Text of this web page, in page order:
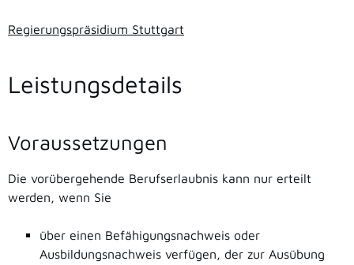
Regierungspräsidium Stuttgart
Leistungsdetails
Voraussetzungen
Die vorübergehende Berufserlaubnis kann nur erteilt
werden, wenn Sie
über einen Befähigungsnachweis oder
Ausbildungsnachweis verfügen, der zur Ausübung